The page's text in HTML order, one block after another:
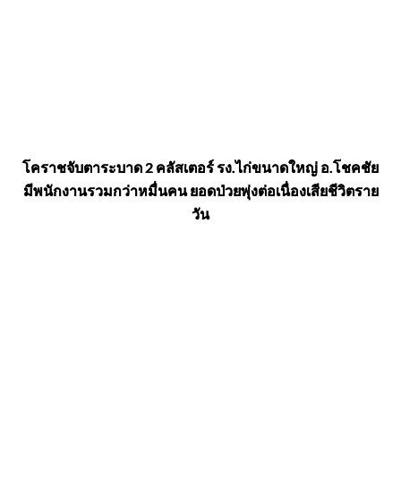
โคราชจับตาระบาด 2 คลัสเตอร์ รง.ไก่ขนาดใหญ่ อ.โชคชัย
มีพนักงานรวมกว่าหมื่นคน ยอดป่วยพุ่งต่อเนื่องเสียชีวิตราย
วัน